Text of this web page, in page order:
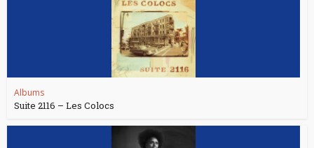
Albums
Suite 2116 – Les Colocs